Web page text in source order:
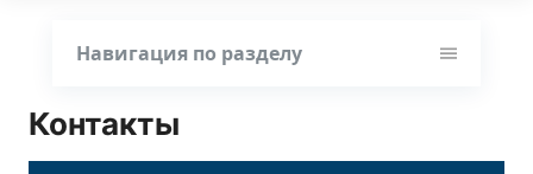
Контакты
Навигация по разделу